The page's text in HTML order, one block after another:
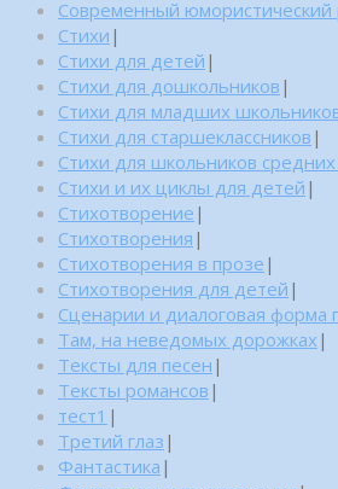
Современный юмористический
Стихи |
Стихи для детей |
Стихи для дошкольников |
Стихи для младших
Стихи для старшеклассников |
Стихи для школьников средних
Стихи и их циклы для детей |
Стихотворение |
Стихотворения |
Стихотворения в прозе |
Стихотворения для детей |
Сценарии и диалоговая форма
Там, на неведомых дорожках |
Тексты для песен |
Тексты романсов |
тест1 |
Третий глаз |
Фантастика |